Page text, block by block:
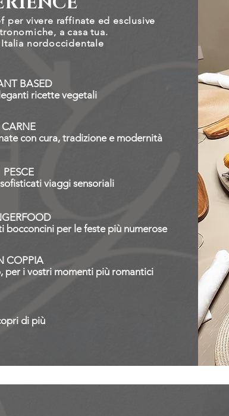
per vivere raffinate ed esclusive
a casa tua.
nordoccidentale
BASED
ricette vegetali
CARNE
con cura, tradizione e modernità
PESCE
viaggi sensoriali
bocconcini per le feste più numerose
COPPIA
per i vostri momenti più romantici
di più